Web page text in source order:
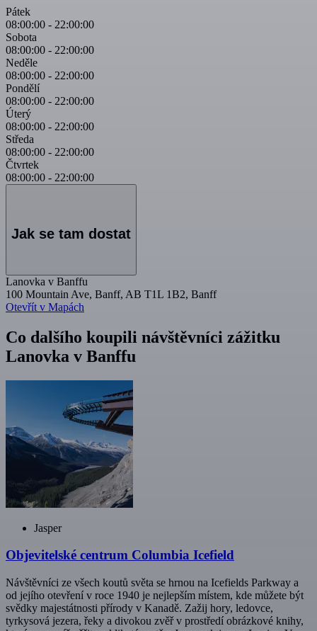
Pátek
08:00:00 - 22:00:00
Sobota
08:00:00 - 22:00:00
Neděle
08:00:00 - 22:00:00
Pondělí
08:00:00 - 22:00:00
Úterý
08:00:00 - 22:00:00
Středa
08:00:00 - 22:00:00
Čtvrtek
08:00:00 - 22:00:00
Jak se tam dostat
Lanovka v Banffu
100 Mountain Ave, Banff, AB T1L 1B2, Banff
Otevřít v Mapách
Co dalšího koupili návštěvníci zážitku
Lanovka v Banffu
Jasper
Objevitelské centrum Columbia Icefield
Návštěvníci ze všech koutů světa se hrnou na Icefields Parkway a
od jejího otevření v roce 1940 je nejlepším místem, kde můžete být
svědky majestátnosti přírody v Kanadě. Zažij hory, ledovce,
tyrkysová jezera, řeky a divokou zvěř v prostředí obrázkové knihy,